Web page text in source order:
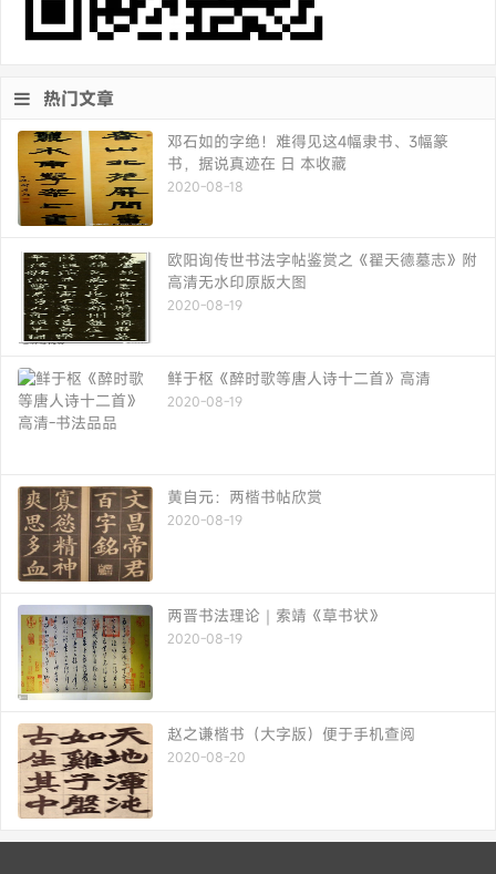
热门文章
邓石如的字绝！难得见这4幅隶书、3幅篆
书，据说真迹在 日 本收藏
2020-08-18
欧阳询传世书法字帖鉴赏之《翟天德墓志》附
高清无水印原版大图
2020-08-19
鲜于枢《醉时歌等唐人诗十二首》高清
2020-08-19
黄自元：两楷书帖欣赏
2020-08-19
两晋书法理论｜索靖《草书状》
2020-08-19
赵之谦楷书（大字版）便于手机查阅
2020-08-20